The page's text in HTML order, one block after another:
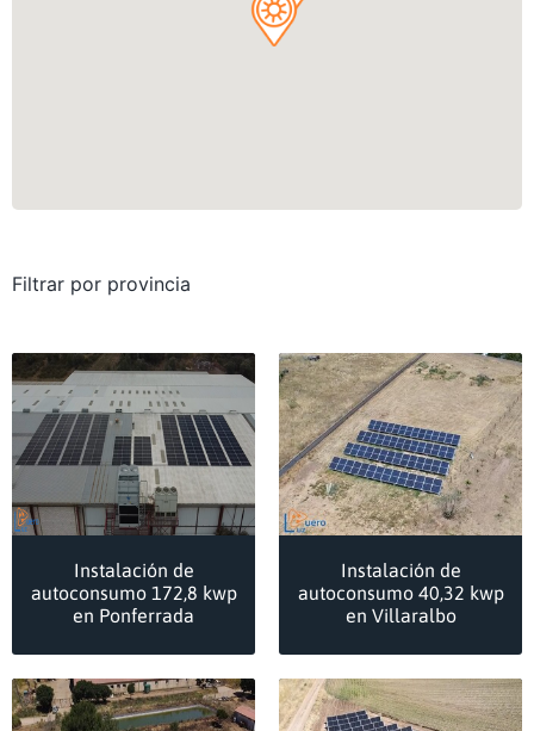
Filtrar por provincia
Instalación de
autoconsumo 172,8 kwp
en Ponferrada
Instalación de
autoconsumo 40,32 kwp
en Villaralbo